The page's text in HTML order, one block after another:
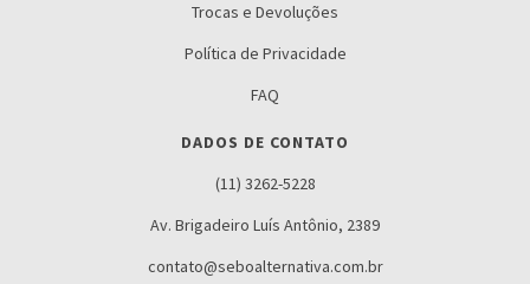
Trocas e Devoluções
Política de Privacidade
FAQ
DADOS DE CONTATO
(11) 3262-5228
Av. Brigadeiro Luís Antônio, 2389
contato@seboalternativa.com.br